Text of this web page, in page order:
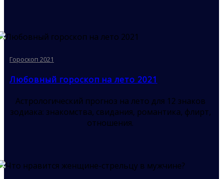
Гороскоп 2021
Любовный гороскоп на лето 2021
Астрологический прогноз на лето для 12 знаков
зодиака: знакомства, свидания, романтика, флирт,
отношения.